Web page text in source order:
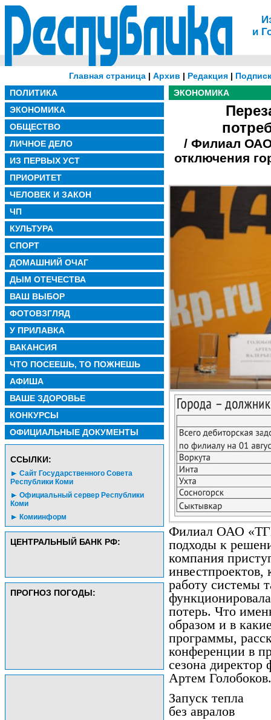
и
Главная страница| Архив | Редакция|
ПОЛИТИКА
ЭКОНОМИКА
ОБЩЕСТВО
ЛИЧНОЕ ДЕЛО
ИЗ ПЕРВЫХ УСТ
ПРИОРИТЕТ
ЧЕЛОВЕК И ЗАКОН
ЧП
КУЛЬТУРА
СПОРТ
ДОМАШНИЙ ОЧАГ
ДЫМ ОТЕЧЕСТВА
ВАШ ВЫБОР
ФОТОВЗГЛЯД
У ПРИЛАВКА
ВАКАНСИЯ
ЧТО ПОСЕЕШЬ, ТО ПОЖНЕШЬ
АФИША
ВАШЕ ЗДОРОВЬЕ
КОНКУРСЫ
ОФИЦИАЛЬНЫЕ ДОКУМЕНТЫ
CСЫЛКИ:
Сайт Государственного Совета
Республики Коми
Официальный сервер Республики
Коми
Комиинформ
ЦЕНТРАЛЬНЫЙ БАНК РФ:
ПРОГНОЗ ПОГОДЫ:
ЭКОНОМИКА
/ Филиал ОАО
отключения
Филиал ОАО
подходы к
компания
инвестпроектов,
работу системы
потерь. Что
образом и в
программы,
конференции в
сезона
Артем Голобоков.
Запуск тепла
без авралов